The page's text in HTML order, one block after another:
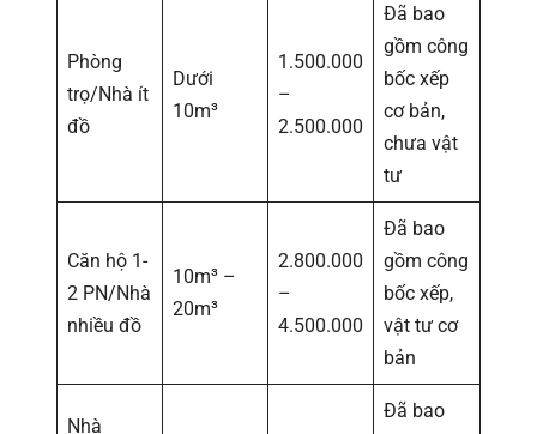
Phòng
trọ/Nhà ít
đồ
Dưới
10m³
1.500.000
–
2.500.000
Đã bao
gồm công
bốc xếp
cơ bản,
chưa vật
tư
Căn hộ 1-
2 PN/Nhà
nhiều đồ
10m³ –
20m³
2.800.000
–
4.500.000
Đã bao
gồm công
bốc xếp,
vật tư cơ
bản
Nhà
Đã bao